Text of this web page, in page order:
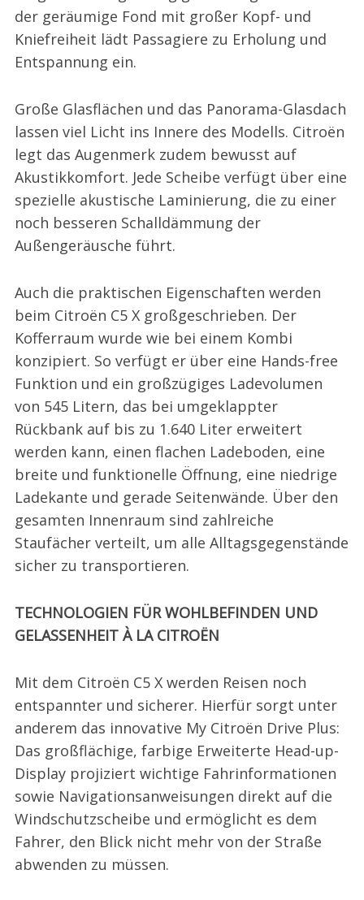
der geräumige Fond mit großer Kopf- und
Kniefreiheit lädt Passagiere zu Erholung und
Entspannung ein.
Große Glasflächen und das Panorama-Glasdach
lassen viel Licht ins Innere des Modells. Citroën
legt das Augenmerk zudem bewusst auf
Akustikkomfort. Jede Scheibe verfügt über eine
spezielle akustische Laminierung, die zu einer
noch besseren Schalldämmung der
Außengeräusche führt.
Auch die praktischen Eigenschaften werden
beim Citroën C5 X großgeschrieben. Der
Kofferraum wurde wie bei einem Kombi
konzipiert. So verfügt er über eine Hands-free
Funktion und ein großzügiges Ladevolumen
von 545 Litern, das bei umgeklappter
Rückbank auf bis zu 1.640 Liter erweitert
werden kann, einen flachen Ladeboden, eine
breite und funktionelle Öffnung, eine niedrige
Ladekante und gerade Seitenwände. Über den
gesamten Innenraum sind zahlreiche
Staufächer verteilt, um alle Alltagsgegenstände
sicher zu transportieren.
TECHNOLOGIEN FÜR WOHLBEFINDEN UND
GELASSENHEIT À LA CITROËN
Mit dem Citroën C5 X werden Reisen noch
entspannter und sicherer. Hierfür sorgt unter
anderem das innovative My Citroën Drive Plus:
Das großflächige, farbige Erweiterte Head-up-
Display projiziert wichtige Fahrinformationen
sowie Navigationsanweisungen direkt auf die
Windschutzscheibe und ermöglicht es dem
Fahrer, den Blick nicht mehr von der Straße
abwenden zu müssen.